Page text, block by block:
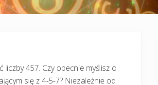
457. Czy obecnie myślisz o
się z 4-5-7? Niezależnie od